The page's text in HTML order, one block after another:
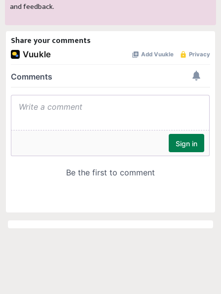
and feedback.
Share your comments